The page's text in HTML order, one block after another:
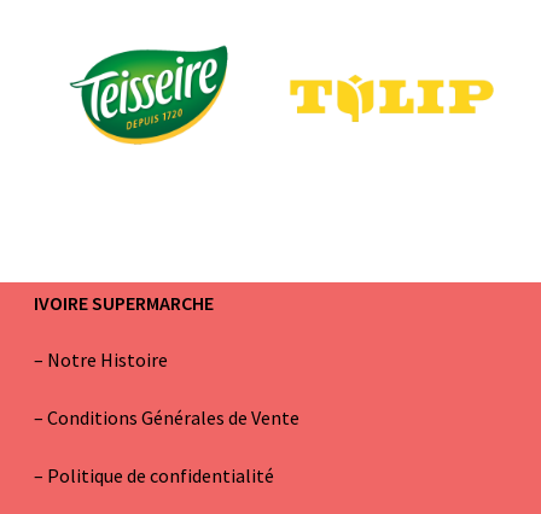
IVOIRE SUPERMARCHE
– Notre Histoire
– Conditions Générales de Vente
– Politique de confidentialité